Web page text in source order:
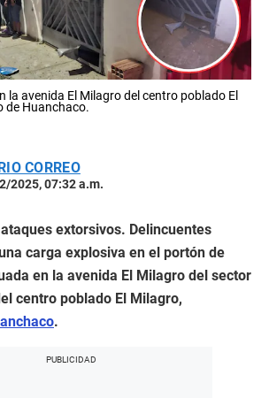
la avenida El Milagro del centro poblado El
de Huanchaco.
CORREO
2025, 07:32 a.m.
extorsivos. Delincuentes
carga explosiva en el portón de
en la avenida El Milagro del sector
centro poblado El Milagro,
.